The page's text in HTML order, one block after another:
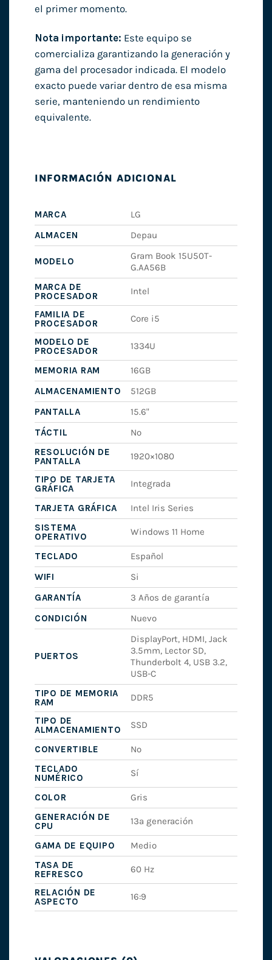
el primer momento.
Nota importante: Este equipo se
comercializa garantizando la generación y
gama del procesador indicada. El modelo
exacto puede variar dentro de esa misma
serie, manteniendo un rendimiento
equivalente.
INFORMACIÓN ADICIONAL
MARCA
LG
ALMACEN
Depau
MODELO
Gram Book 15U50T-
G.AA56B
MARCA DE
PROCESADOR
Intel
FAMILIA DE
PROCESADOR
Core i5
MODELO DE
PROCESADOR
1334U
MEMORIA RAM
16GB
ALMACENAMIENTO
512GB
PANTALLA
15.6"
TÁCTIL
No
RESOLUCIÓN DE
PANTALLA
1920×1080
TIPO DE TARJETA
GRÁFICA
Integrada
TARJETA GRÁFICA
Intel Iris Series
SISTEMA
OPERATIVO
Windows 11 Home
TECLADO
Español
WIFI
Si
GARANTÍA
3 Años de garantía
CONDICIÓN
Nuevo
PUERTOS
DisplayPort, HDMI, Jack
3.5mm, Lector SD,
Thunderbolt 4, USB 3.2,
USB-C
TIPO DE MEMORIA
RAM
DDR5
TIPO DE
ALMACENAMIENTO
SSD
CONVERTIBLE
No
TECLADO
NUMÉRICO
Sí
COLOR
Gris
GENERACIÓN DE
CPU
13ª generación
GAMA DE EQUIPO
Medio
TASA DE
REFRESCO
60 Hz
RELACIÓN DE
ASPECTO
16:9